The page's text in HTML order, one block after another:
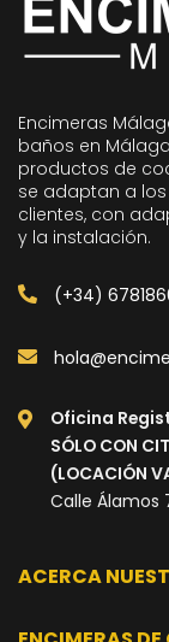
Encimeras
baños en
productos de
se adaptan a
clientes, con
y la instalación.
(+34)
Oficina
SÓLO CON
(LOCACIÓN
Calle Álamos
ACERCA